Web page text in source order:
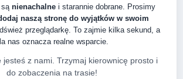
są nienachalne i starannie dobrane. Prosimy
naszą stronę do wyjątków w swoim
przeglądarkę. To zajmie kilka sekund, a
nas oznacza realne wsparcie.
jesteś z nami. Trzymaj kierownicę prosto i
do zobaczenia na trasie!